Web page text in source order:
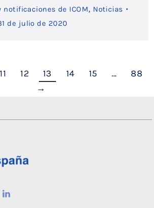
notificaciones de ICOM, Noticias
de julio de 2020
11 12 13 14 15 …
88
→